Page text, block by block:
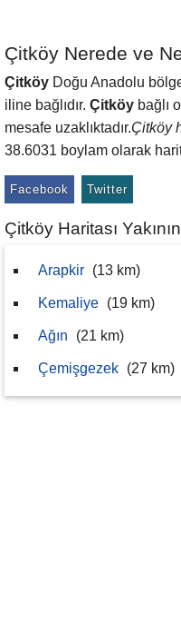
Çitköy Nerede ve
Çitköy Doğu Anadolu
iline bağlıdır. Çitköy bağlı
mesafe uzaklıktadır.Çitköy
38.6031 boylam olarak
Facebook Twitter
Çitköy Haritası
Arapkir (13 km)
Kemaliye (19 km)
Ağın (21 km)
Çemişgezek (27 km)